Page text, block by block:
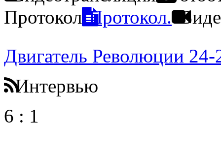
Протокол Протокол.
Двигатель Революции 24-
Интервью
6 : 1